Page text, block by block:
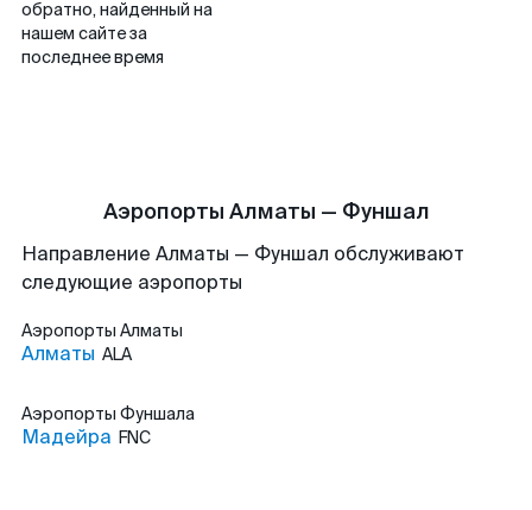
обратно, найденный на
нашем сайте за
последнее время
Аэропорты Алматы — Фуншал
Направление Алматы — Фуншал обслуживают
следующие аэропорты
Аэропорты Алматы
Алматы ALA
Аэропорты Фуншала
Мадейра FNC